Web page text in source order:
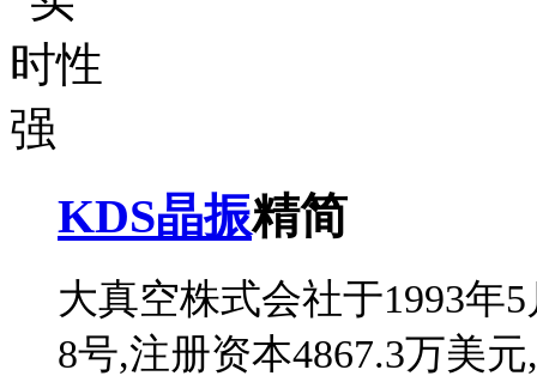
KDS晶振精简
大真空株式会社于1993年
8号,注册资本4867.3万美